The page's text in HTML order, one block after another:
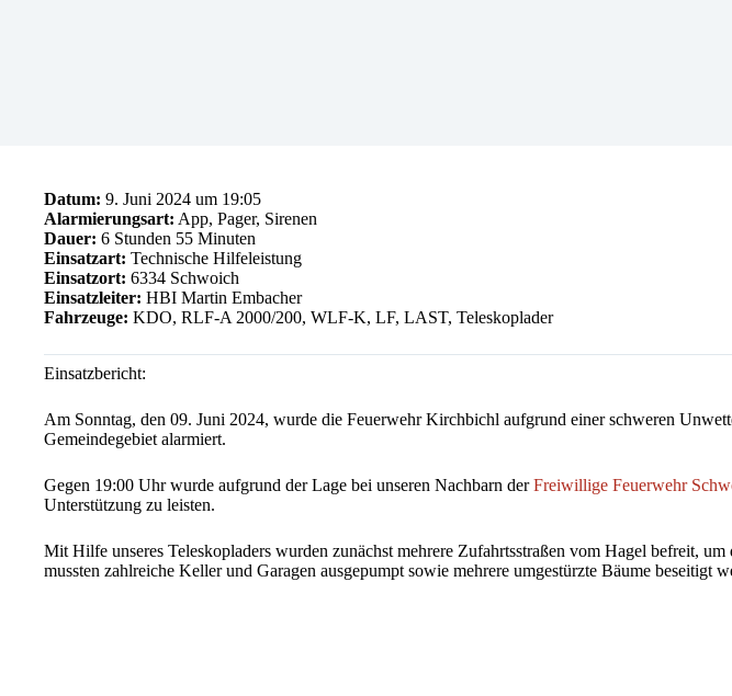
Datum: 9. Juni 2024 um 19:05
Alarmierungsart: App, Pager, Sirenen
Dauer: 6 Stunden 55 Minuten
Einsatzart: Technische Hilfeleistung
Einsatzort: 6334 Schwoich
Einsatzleiter: HBI Martin Embacher
Fahrzeuge: KDO, RLF-A 2000/200, WLF-K, LF, LAST, Teleskoplader
Einsatzbericht:
Am Sonntag, den 09. Juni 2024, wurde die Feuerwehr Kirchbichl aufgrund einer schweren
Gemeindegebiet alarmiert.
Gegen 19:00 Uhr wurde aufgrund der Lage bei unseren Nachbarn derFreiwillige Feuerwehr
Unterstützung zu leisten.
Mit Hilfe unseres Teleskopladers wurden zunächst mehrere Zufahrtsstraßen vom Hagel befreit,
mussten zahlreiche Keller und Garagen ausgepumpt sowie mehrere umgestürzte Bäume beseitigt